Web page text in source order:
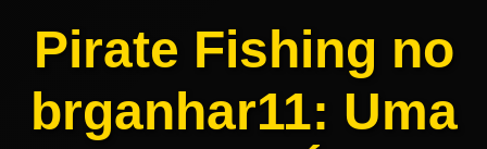
Pirate Fishing no
brganhar11: Uma